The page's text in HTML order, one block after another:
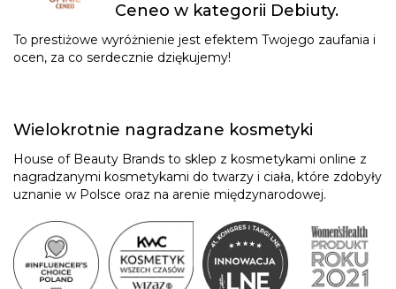
Ceneo w kategorii Debiuty.
To prestiżowe wyróżnienie jest efektem Twojego zaufania i
ocen, za co serdecznie dziękujemy!
Wielokrotnie nagradzane kosmetyki
House of Beauty Brands to sklep z kosmetykami online z
nagradzanymi kosmetykami do twarzy i ciała, które zdobyły
uznanie w Polsce oraz na arenie międzynarodowej.